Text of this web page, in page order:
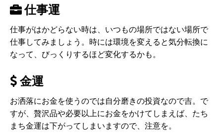
仕事運
仕事がはかどらない時は、いつもの場所ではない場所で
仕事してみましょう。時には環境を変えると気分転換に
なって、びっくりするほど変化するかも。
金運
お洒落にお金を使うのでは自分磨きの投資なので吉。で
すが、贅沢品や必要以上にお金をかけてしまえば、たち
まち金運は下がってしまいますので、注意を。